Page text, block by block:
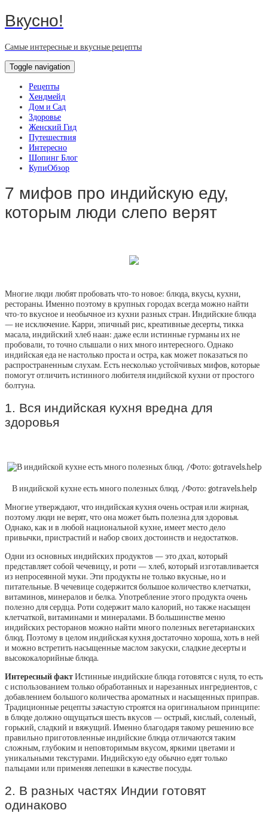
Вкусно!
Самые интересные и вкусные рецепты
Toggle navigation
Рецепты
Хендмейд
Дом и Сад
Здоровье
Женский Гид
Путешествия
Интересно
Шопинг Блог
КупиОбзор
7 мифов про индийскую еду,
которым люди слепо верят
Многие люди любят пробовать что-то новое: блюда, вкусы, кухни,
рестораны. Именно поэтому в крупных городах всегда можно найти
что-то вкусное и необычное из кухни разных стран. Индийские блюда
— не исключение. Карри, эпичный рис, креативные десерты, тикка
масала, индийский хлеб наан: даже если истинные гурманы их не
пробовали, то точно слышали о них много интересного. Однако
индийская еда не настолько проста и остра, как может показаться по
распространенным слухам. Есть несколько устойчивых мифов, которые
помогут отличить истинного любителя индийской кухни от простого
болтуна.
1. Вся индийская кухня вредна для
здоровья
В индийской кухне есть много полезных блюд. /Фото: gotravels.help
Многие утверждают, что индийская кухня очень острая или жирная,
поэтому люди не верят, что она может быть полезна для здоровья.
Однако, как и в любой национальной кухне, имеет место дело
привычки, пристрастий и набор своих достоинств и недостатков.
Одни из основных индийских продуктов — это дхал, который
представляет собой чечевицу, и роти — хлеб, который изготавливается
из непросеянной муки. Эти продукты не только вкусные, но и
питательные. В чечевице содержится большое количество клетчатки,
витаминов, минералов и белка. Употребление этого продукта очень
полезно для сердца. Роти содержит мало калорий, но также насыщен
клетчаткой, витаминами и минералами. В большинстве меню
индийских ресторанов можно найти много полезных вегетарианских
блюд. Поэтому в целом индийская кухня достаточно хороша, хоть в ней
и можно встретить насыщенные маслом закуски, сладкие десерты и
высококалорийные блюда.
Интересный фактИстинные индийские блюда готовятся с нуля, то есть
с использованием только обработанных и нарезанных ингредиентов, с
добавлением большого количества ароматных и насыщенных приправ.
Традиционные рецепты зачастую строятся на оригинальном принципе:
в блюде должно ощущаться шесть вкусов — острый, кислый, соленый,
горький, сладкий и вяжущий. Именно благодаря такому решению все
правильно приготовленные индийские блюда отличаются таким
сложным, глубоким и неповторимым вкусом, яркими цветами и
уникальными текстурами. Индийскую еду обычно едят только
пальцами или применяя лепешки в качестве посуды.
2. В разных частях Индии готовят
одинаково